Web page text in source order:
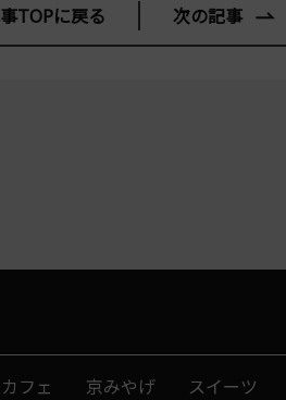
TOPに戻る 次の記事
カフェ 京みやげ スイーツ